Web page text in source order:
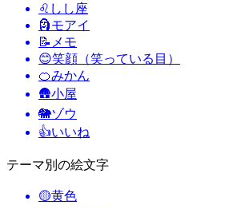
♌ しし座
🗿モアイ
📝 メモ
😊笑顔（笑っている目）
🍊みかん
🛖小屋
🐘ゾウ
👍いいね
テーマ別の絵文字
🟡黄色